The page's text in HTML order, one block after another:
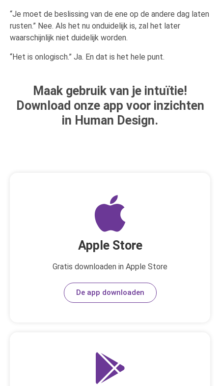
“Je moet de beslissing van de ene op de andere dag laten
rusten.” Nee. Als het nu onduidelijk is, zal het later
waarschijnlijk niet duidelijk worden.
“Het is onlogisch.” Ja. En dat is het hele punt.
Maak gebruik van je intuïtie!
Download onze app voor inzichten
in Human Design.
Apple Store
Gratis downloaden in Apple Store
De app downloaden